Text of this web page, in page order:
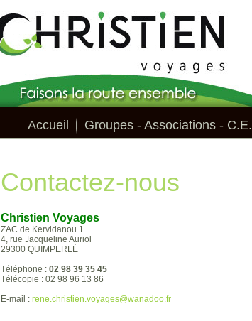
Accueil Groupes - Associations - C.E.
Contactez-nous
Christien Voyages
ZAC de Kervidanou 1
4, rue Jacqueline Auriol
29300 QUIMPERLÉ
Téléphone : 02 98 39 35 45
Télécopie : 02 98 96 13 86
E-mail : rene.christien.voyages@wanadoo.fr